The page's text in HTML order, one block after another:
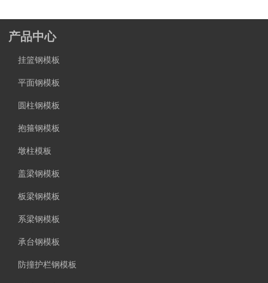
产品中心
挂篮钢模板
平面钢模板
圆柱钢模板
抱箍钢模板
墩柱模板
盖梁钢模板
板梁钢模板
系梁钢模板
承台钢模板
防撞护栏钢模板